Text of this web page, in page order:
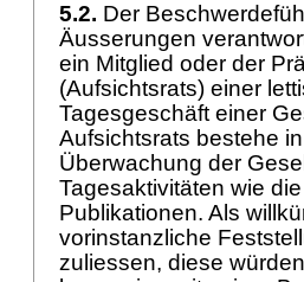
5.2. Der
Äusserungen
ein Mitglied oder der
(Aufsichtsrats) einer
Tagesgeschäft einer
Aufsichtsrats bestehe
Überwachung der
Tagesaktivitäten wie
Publikationen. Als
vorinstanzliche
zuliessen, diese